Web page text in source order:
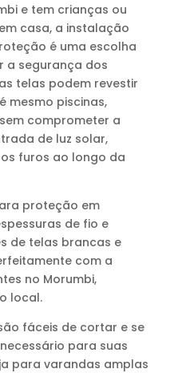
e tem crianças ou
casa, a instalação
é uma escolha
a segurança dos
telas podem revestir
mesmo piscinas,
comprometer a
de luz solar,
furos ao longo da
proteção em
de fio e
de telas brancas e
com a
no Morumbi,
local.
fáceis de cortar e se
para suas
para varandas amplas